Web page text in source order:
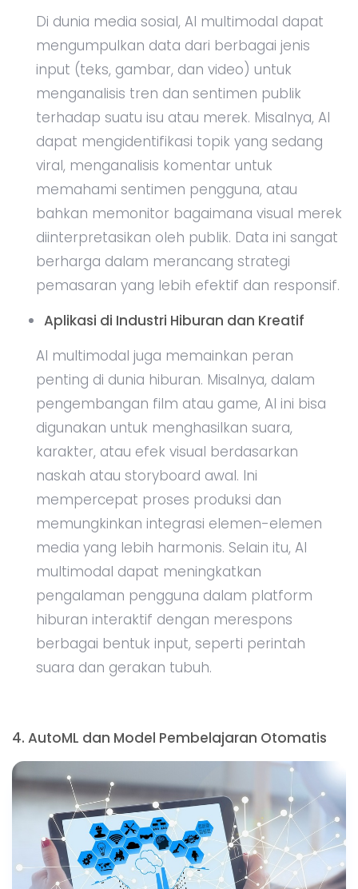
Di dunia media sosial, AI multimodal dapat
mengumpulkan data dari berbagai jenis
input (teks, gambar, dan video) untuk
menganalisis tren dan sentimen publik
terhadap suatu isu atau merek. Misalnya, AI
dapat mengidentifikasi topik yang sedang
viral, menganalisis komentar untuk
memahami sentimen pengguna, atau
bahkan memonitor bagaimana visual merek
diinterpretasikan oleh publik. Data ini sangat
berharga dalam merancang strategi
pemasaran yang lebih efektif dan responsif.
Aplikasi di Industri Hiburan dan Kreatif
AI multimodal juga memainkan peran
penting di dunia hiburan. Misalnya, dalam
pengembangan film atau game, AI ini bisa
digunakan untuk menghasilkan suara,
karakter, atau efek visual berdasarkan
naskah atau storyboard awal. Ini
mempercepat proses produksi dan
memungkinkan integrasi elemen-elemen
media yang lebih harmonis. Selain itu, AI
multimodal dapat meningkatkan
pengalaman pengguna dalam platform
hiburan interaktif dengan merespons
berbagai bentuk input, seperti perintah
suara dan gerakan tubuh.
4. AutoML dan Model Pembelajaran Otomatis